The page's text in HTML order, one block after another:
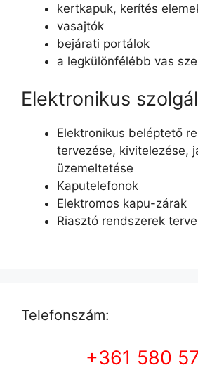
kertkapuk, kerítés
vasajtók
bejárati portálok
a legkülönfélébb vas
Elektronikus
Elektronikus beléptető
tervezése, kivitelezése,
üzemeltetése
Kaputelefonok
Elektromos kapu-zárak
Riasztó rendszerek
Telefonszám:
+361 580